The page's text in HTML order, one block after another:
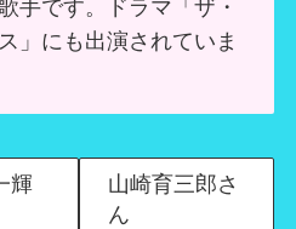
手です。ドラマ「ザ・
」にも出演されていま
輝
山崎育三郎さ
ん